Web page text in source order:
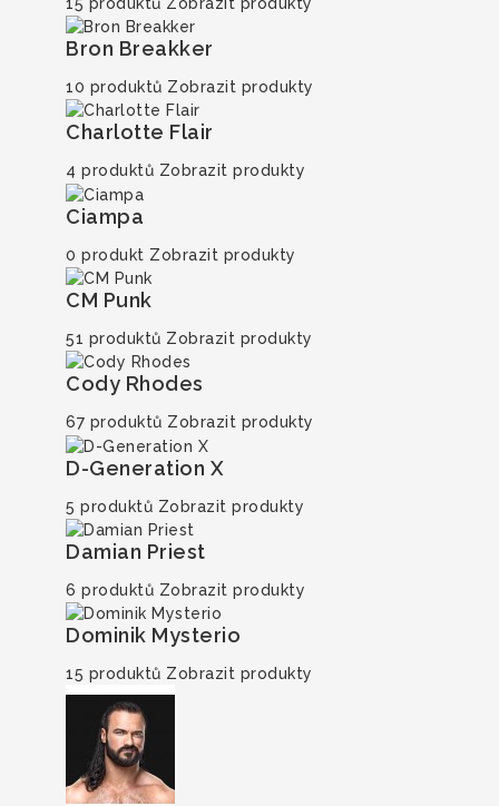
Bron Breakker
10 produktů Zobrazit produkty
Charlotte Flair
4 produktů Zobrazit produkty
Ciampa
0 produkt Zobrazit produkty
CM Punk
51 produktů Zobrazit produkty
Cody Rhodes
67 produktů Zobrazit produkty
D-Generation X
5 produktů Zobrazit produkty
Damian Priest
6 produktů Zobrazit produkty
Dominik Mysterio
15 produktů Zobrazit produkty